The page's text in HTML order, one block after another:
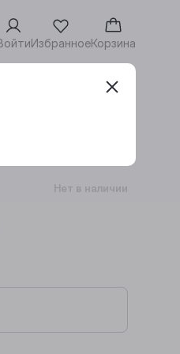
ИзбранноеКорзина
Адреса винотек
Нет в наличии